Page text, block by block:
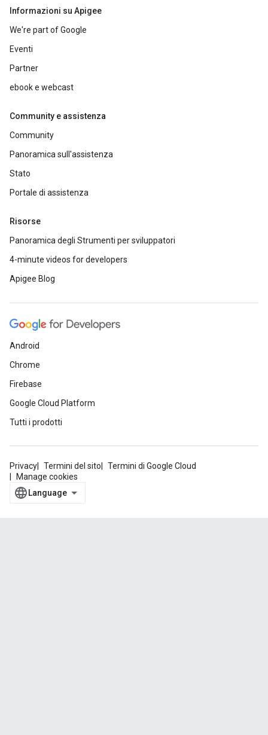
Informazioni su Apigee
We're part of Google
Eventi
Partner
ebook e webcast
Community e assistenza
Community
Panoramica sull'assistenza
Stato
Portale di assistenza
Risorse
Panoramica degli Strumenti per sviluppatori
4-minute videos for developers
Apigee Blog
Android
Chrome
Firebase
Google Cloud Platform
Tutti i prodotti
Privacy Termini del sito
Termini di Google Cloud
Manage cookies